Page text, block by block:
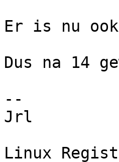
Er is nu
Dus na 14
--
Jrl
Linux